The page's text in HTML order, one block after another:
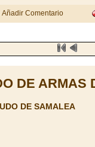
Añadir Comentario
DE ARMAS
DE SAMALEA